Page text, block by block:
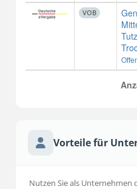
VOB
Vorteile für
Nutzen Sie als Unternehmen